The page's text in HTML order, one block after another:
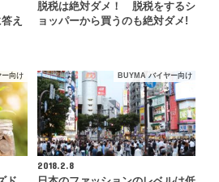
え
脱税は絶対ダメ！ 脱税をするシ
ョッパーから買うのも絶対ダメ!
向け BUYMA バイヤー向け
2018.2.8